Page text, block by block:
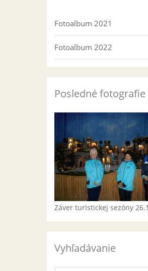
Fotoalbum 2021
Fotoalbum 2022
Posledné fotografie
Záver turistickej sezóny
Vyhľadávanie